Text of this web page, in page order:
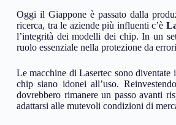
Oggi il Giappone è passato dalla
ricerca, tra le aziende più influenti c’è
l’integrità dei modelli dei chip. In un
ruolo essenziale nella protezione da
Le macchine di Lasertec sono
chip siano idonei all’uso.
dovrebbero rimanere un passo avanti
adattarsi alle mutevoli condizioni di